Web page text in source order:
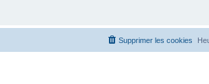
Supprimer les cookies